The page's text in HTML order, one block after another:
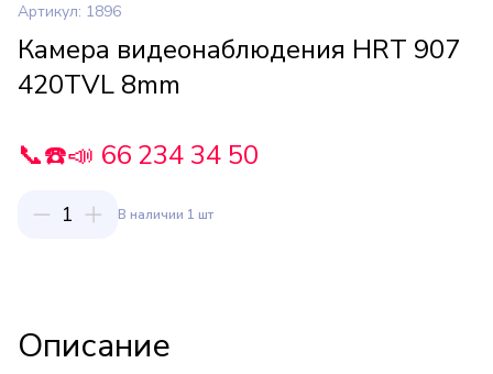
Артикул: 1896
Камера видеонаблюдения HRT 907
420TVL 8mm
📞☎️📣 66 234 34 50
1 В наличии 1 шт
Описание